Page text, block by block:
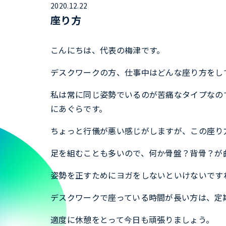
2020.12.22
座り方
こんにちは、代表の梅津です。
デスクワークの方、仕事中はどんな座り方を
私は常に同じ姿勢でいるのが苦痛なタイプな
にあぐらです。
ちょっと行儀が悪い感じがしますが、この座
足を組むことも多いので、何か骨盤？背骨？
姿勢を正すためにヨガをしないといけないです
デスクワークで座っている時間が長い方は、
適度に休憩をとって今日も頑張りましょう。